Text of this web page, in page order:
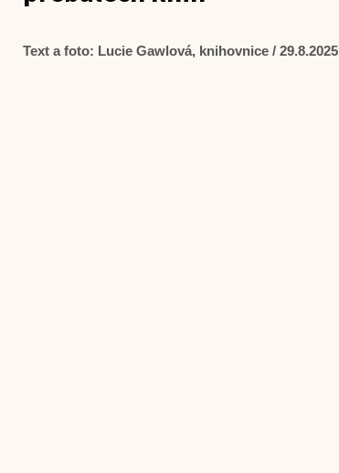
Text a foto: Lucie Gawlová, knihovnice / 29.8.2025